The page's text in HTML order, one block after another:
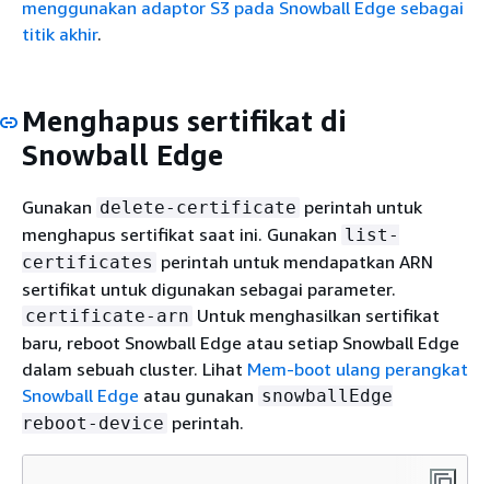
menggunakan adaptor S3 pada Snowball Edge sebagai
titik akhir.
Menghapus sertifikat di
Snowball Edge
Gunakan delete-certificate perintah untuk
menghapus sertifikat saat ini. Gunakan list-
certificates perintah untuk mendapatkan ARN
sertifikat untuk digunakan sebagai parameter.
certificate-arn Untuk menghasilkan sertifikat
baru, reboot Snowball Edge atau setiap Snowball Edge
dalam sebuah cluster. Lihat Mem-boot ulang perangkat
Snowball Edge atau gunakan snowballEdge
reboot-device perintah.